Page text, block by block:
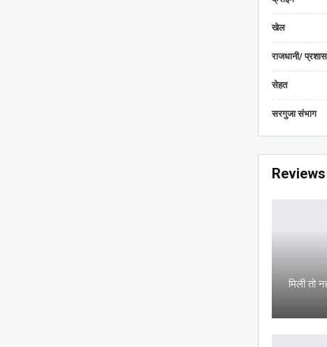
खेल
राजधानी/
सेहत
सरगुजा संभाग
Reviews
मिली तो